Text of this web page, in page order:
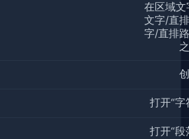
在区域
文字/直
字/直排
打开“字
打开“段